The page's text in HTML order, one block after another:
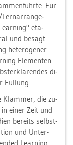
Für
Ler­nar­ran­ge­
eta­
und be­sagt
he­te­ro­ge­ner
Ele­men­ten.
di­
Fül­lung.
Klam­mer, die zu­
einer Zeit und
be­reits selbst­
und Un­ter­